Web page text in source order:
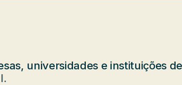
universidades e instituições